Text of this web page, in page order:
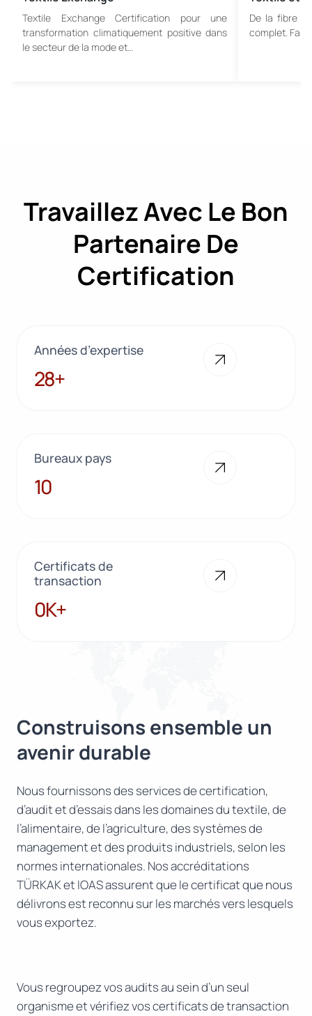
Textile Exchange Certification pour une
transformation climatiquement positive dans
le secteur de la mode et…
De la fibre
complet.
Travaillez Avec Le Bon
Partenaire De
Certification
Années d’expertise
28+
28+
Bureaux pays
10
10
Certificats de
transaction
100K+
0K+
Construisons ensemble un
avenir durable
Nous fournissons des services de certification,
d’audit et d’essais dans les domaines du textile, de
l’alimentaire, de l’agriculture, des systèmes de
management et des produits industriels, selon les
normes internationales. Nos accréditations
TÜRKAK et IOAS assurent que le certificat que nous
délivrons est reconnu sur les marchés vers lesquels
vous exportez.
Vous regroupez vos audits au sein d’un seul
organisme et vérifiez vos certificats de transaction